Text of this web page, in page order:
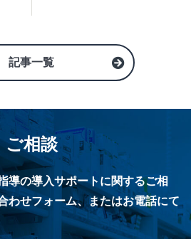
記事一覧
ご相談
導の導入サポートに関するご相
わせフォーム、またはお電話にて